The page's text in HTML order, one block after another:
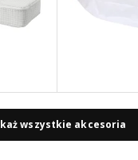
wszystkie akcesoria